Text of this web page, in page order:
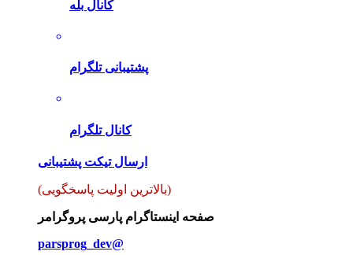
کانال بله
پشتیبانی تلگرام
کانال تلگرام
ارسال تیکت پشتیبانی
(بالاترین اولیت پاسخگویی)
صفحه اینستاگرام پارسی پروگرامر
parsprog_dev@